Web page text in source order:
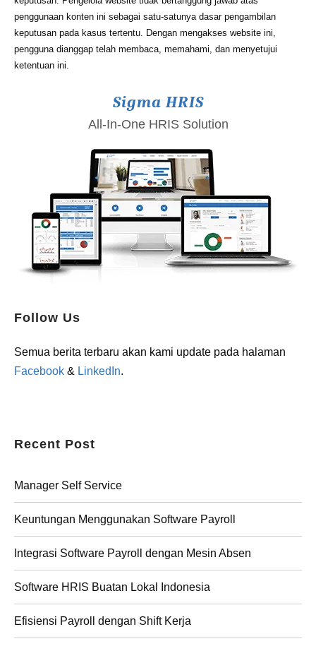
penggunaan konten ini sebagai satu-satunya dasar pengambilan
keputusan pada kasus tertentu. Dengan mengakses website ini,
pengguna dianggap telah membaca, memahami, dan menyetujui
ketentuan ini.
Sigma HRIS
All-In-One HRIS Solution
Follow Us
Semua berita terbaru akan kami update pada halaman
Facebook & LinkedIn.
Recent Post
Manager Self Service
Keuntungan Menggunakan Software Payroll
Integrasi Software Payroll dengan Mesin Absen
Software HRIS Buatan Lokal Indonesia
Efisiensi Payroll dengan Shift Kerja